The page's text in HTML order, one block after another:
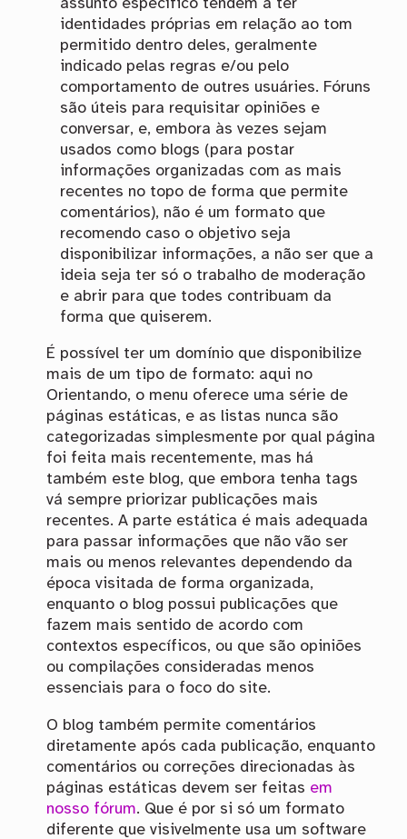
assunto específico tendem a ter
identidades próprias em relação ao tom
permitido dentro deles, geralmente
indicado pelas regras e/ou pelo
comportamento de outres usuáries. Fóruns
são úteis para requisitar opiniões e
conversar, e, embora às vezes sejam
usados como blogs (para postar
informações organizadas com as mais
recentes no topo de forma que permite
comentários), não é um formato que
recomendo caso o objetivo seja
disponibilizar informações, a não ser que a
ideia seja ter só o trabalho de moderação
e abrir para que todes contribuam da
forma que quiserem.
É possível ter um domínio que disponibilize
mais de um tipo de formato: aqui no
Orientando, o menu oferece uma série de
páginas estáticas, e as listas nunca são
categorizadas simplesmente por qual página
foi feita mais recentemente, mas há
também este blog, que embora tenha tags
vá sempre priorizar publicações mais
recentes. A parte estática é mais adequada
para passar informações que não vão ser
mais ou menos relevantes dependendo da
época visitada de forma organizada,
enquanto o blog possui publicações que
fazem mais sentido de acordo com
contextos específicos, ou que são opiniões
ou compilações consideradas menos
essenciais para o foco do site.
O blog também permite comentários
diretamente após cada publicação, enquanto
comentários ou correções direcionadas às
páginas estáticas devem ser feitas em
nosso fórum. Que é por si só um formato
diferente que visivelmente usa um software